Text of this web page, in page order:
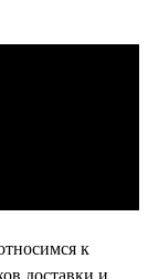
к
доставки и